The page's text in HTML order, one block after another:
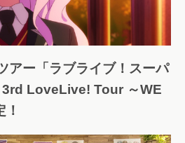
アー「ラブライブ！スーパ
LoveLive! Tour ～WE